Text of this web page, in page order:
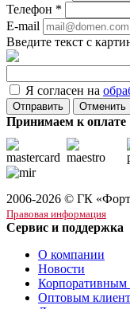
Телефон *
E-mail
Введите текст с
Я согласен на
Отменить
Принимаем к оплате
2006-2026 © ГК
Правовая информация
Сервис и поддержка
О компании
Новости
Корпоративным
Оптовым